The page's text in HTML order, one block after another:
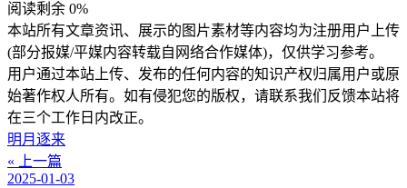
阅读剩余 0%
本站所有文章资讯、展示的图片素材等内容均为注册用户上传
(部分报媒/平媒内容转载自网络合作媒体)，仅供学习参考。
用户通过本站上传、发布的任何内容的知识产权归属用户或原
始著作权人所有。如有侵犯您的版权，请联系我们反馈本站将
在三个工作日内改正。
明月逐来
« 上一篇
2025-01-03